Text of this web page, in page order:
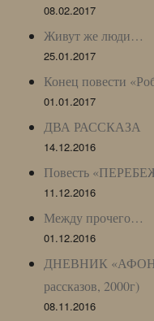
08.02.2017
Живут же люди…
25.01.2017
Конец повести
01.01.2017
ДВА РАССКАЗА
14.12.2016
Повесть
11.12.2016
Между прочего…
01.12.2016
ДНЕВНИК
рассказов, 2000г)
08.11.2016